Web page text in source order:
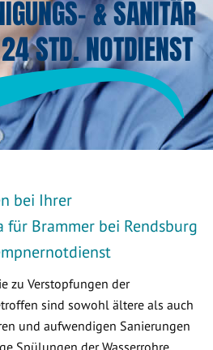
& SANITÄR
STD. NOTDIENST
bei Ihrer
Brammer bei Rendsburg
zu Verstopfungen der
sind sowohl ältere als auch
und aufwendigen Sanierungen
Spülungen der Wasserrohre.